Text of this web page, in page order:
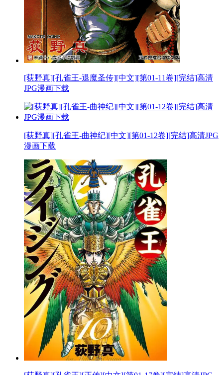
[荻野真][孔雀王-退魔圣传][中文][第01-11卷][完结]高清
JPG漫画下载
[荻野真][孔雀王-曲神纪][中文][第01-12卷][完结]高清JPG
漫画下载